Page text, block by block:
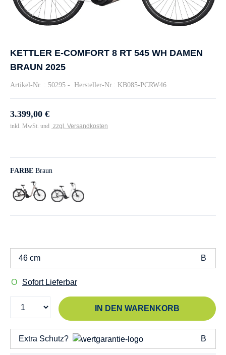
KETTLER E-COMFORT 8 RT 545 WH DAMEN
BRAUN 2025
Artikel-Nr. : 50295 - Hersteller-Nr.: KB085-PCRW46
3.399,00 €
inkl. MwSt. und zzgl. Versandkosten
FARBE Braun
46 cm
Sofort Lieferbar
IN DEN WARENKORB
Extra Schutz?